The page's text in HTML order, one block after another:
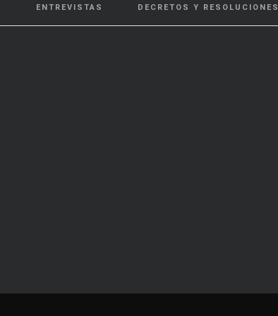
ENTREVISTAS DECRETOS Y RESOLUCIONES